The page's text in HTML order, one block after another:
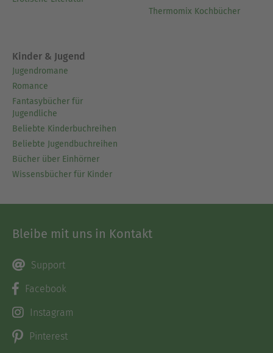
Thermomix Kochbücher
Kinder & Jugend
Jugendromane
Romance
Fantasybücher für
Jugendliche
Beliebte Kinderbuchreihen
Beliebte Jugendbuchreihen
Bücher über Einhörner
Wissensbücher für Kinder
Bleibe mit uns in Kontakt
Support
Facebook
Instagram
Pinterest